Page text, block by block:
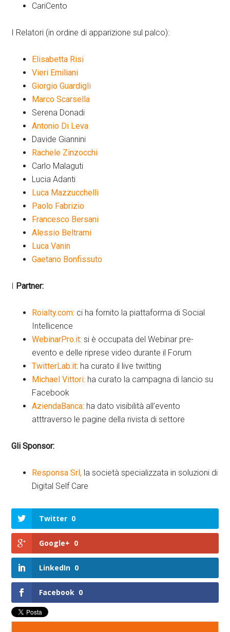
CariCento
I Relatori (in ordine di apparizione sul palco):
Elisabetta Risi
Vieri Emiliani
Giorgio Guardigli
Marco Scarsella
Serena Donadi
Antonio Di Leva
Davide Giannini
Rachele Zinzocchi
Carlo Malaguti
Lucia Adanti
Luca Mazzucchelli
Paolo Fabrizio
Francesco Bersani
Alessio Beltrami
Luca Vanin
Gaetano Bonfissuto
I Partner:
Roialty.com: ci ha fornito la piattaforma di Social
Intellicence
WebinarPro.it: si è occupata del Webinar pre-
evento e delle riprese video durante il Forum
TwitterLab.it: ha curato il live twitting
Michael Vittori: ha curato la campagna di lancio su
Facebook
AziendaBanca: ha dato visibilità all’evento
atttraverso le pagine della rivista di settore
Gli Sponsor:
Responsa Srl, la società specializzata in soluzioni di
Digital Self Care
Twitter 0
Google+ 0
LinkedIn 0
Facebook 0